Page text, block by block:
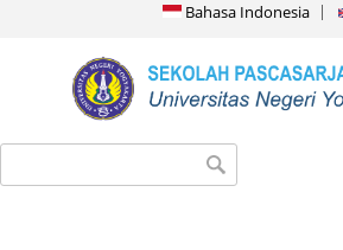
Bahasa Indonesia
Search form